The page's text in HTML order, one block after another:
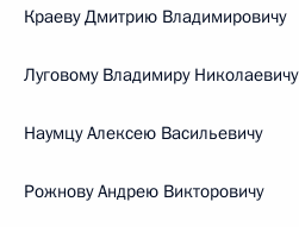
Краеву Дмитрию Владимировичу
Луговому Владимиру Николаевичу
Наумцу Алексею Васильевичу
Рожнову Андрею Викторовичу